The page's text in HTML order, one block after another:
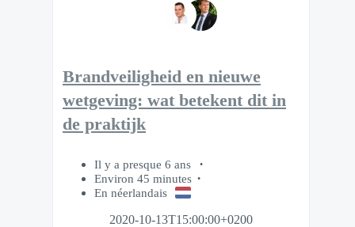
Brandveiligheid en nieuwe
wetgeving: wat betekent dit in
de praktijk
Il y a presque 6 ans
Environ 45 minutes
En néerlandais
2020-10-13T15:00:00+0200